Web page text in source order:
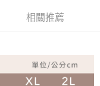
相關推薦